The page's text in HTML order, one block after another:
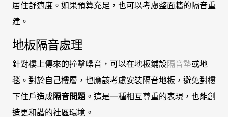
居住舒適度。如果預算充足，也可以考慮整面牆的隔音重
建。
地板隔音處理
針對樓上傳來的撞擊噪音，可以在地板鋪設 隔音墊或地
毯。對於自己樓層，也應該考慮安裝隔音地板，避免對樓
下住戶造成隔音問題 。這是一種相互尊重的表現，也能創
造更和諧的社區環境。